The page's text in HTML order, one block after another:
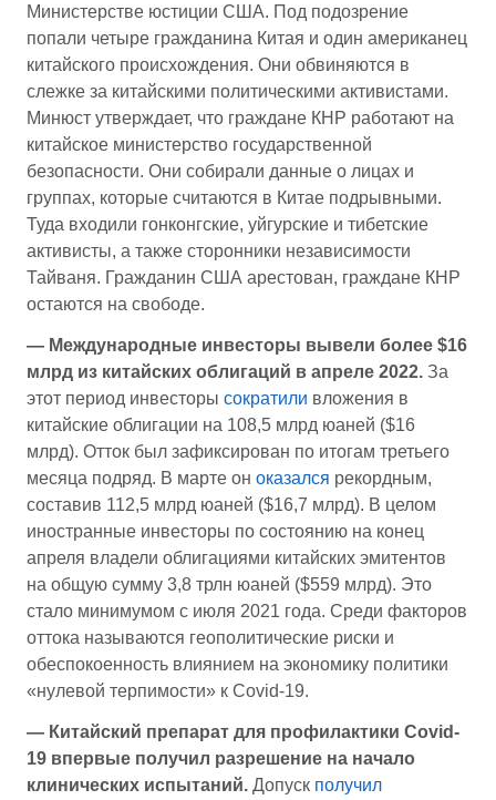
Министерстве юстиции США. Под подозрение
попали четыре гражданина Китая и один американец
китайского происхождения. Они обвиняются в
слежке за китайскими политическими активистами.
Минюст утверждает, что граждане КНР работают на
китайское министерство государственной
безопасности. Они собирали данные о лицах и
группах, которые считаются в Китае подрывными.
Туда входили гонконгские, уйгурские и тибетские
активисты, а также сторонники независимости
Тайваня. Гражданин США арестован, граждане КНР
остаются на свободе.
— Международные инвесторы вывели более $16
млрд из китайских облигаций в апреле 2022. За
этот период инвесторы сократили вложения в
китайские облигации на 108,5 млрд юаней ($16
млрд). Отток был зафиксирован по итогам третьего
месяца подряд. В марте он оказался рекордным,
составив 112,5 млрд юаней ($16,7 млрд). В целом
иностранные инвесторы по состоянию на конец
апреля владели облигациями китайских эмитентов
на общую сумму 3,8 трлн юаней ($559 млрд). Это
стало минимумом с июля 2021 года. Среди факторов
оттока называются геополитические риски и
обеспокоенность влиянием на экономику политики
«нулевой терпимости» к Covid-19.
— Китайский препарат для профилактики Covid-
19 впервые получил разрешение на начало
клинических испытаний. Допуск получил